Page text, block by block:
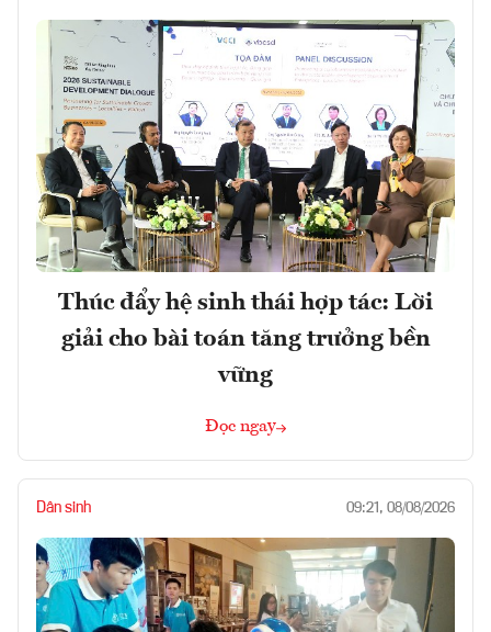
Thúc đẩy hệ sinh thái hợp tác: Lời
giải cho bài toán tăng trưởng bền
vững
Đọc ngay
Dân sinh 09:21, 08/08/2026